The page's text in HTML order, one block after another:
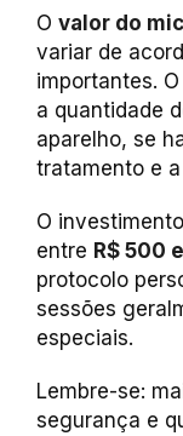
O valor do
variar de
importantes.
a quantidade
aparelho, se
tratamento e
O
entre R$ 500
protocolo
sessões
especiais.
Lembre-se:
segurança e